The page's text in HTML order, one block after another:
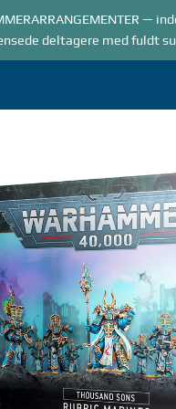
—
deltagere med fuldt
BOOKING